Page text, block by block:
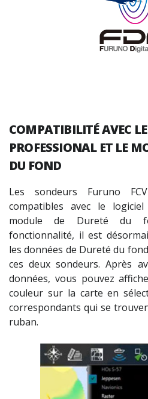
COMPATIBILITÉ AVEC
PROFESSIONALET LE
DU FOND
Les sondeurs Furuno
compatibles avec le
module de Dureté du
fonctionnalité, il est
les données de Dureté du
ces deux sondeurs. Après
données, vous pouvez
couleur sur la carte en
correspondants qui se
ruban.